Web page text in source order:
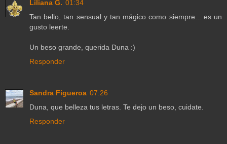
Liliana G. 01:34
Tan bello, tan sensual y tan mágico como siempre... es un
gusto leerte.
Un beso grande, querida Duna :)
Responder
Sandra Figueroa 07:26
Duna, que belleza tus letras. Te dejo un beso, cuidate.
Responder